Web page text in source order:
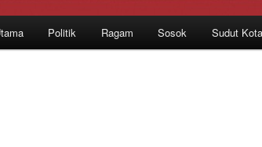
Politik Ragam Sosok Sudut Kota